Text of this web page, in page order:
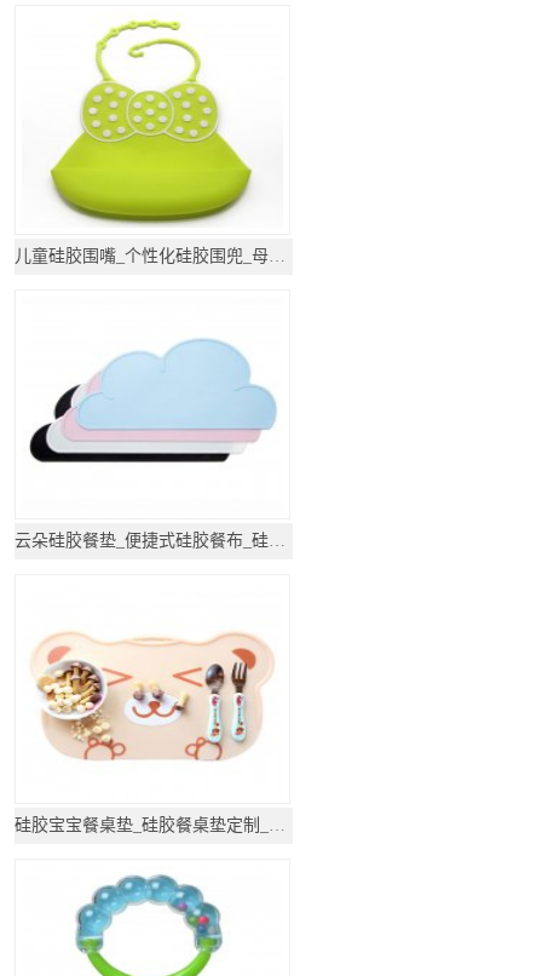
儿童硅胶围嘴_个性化硅胶围兜_母婴用品
云朵硅胶餐垫_便捷式硅胶餐布_硅胶厨具
硅胶宝宝餐桌垫_硅胶餐桌垫定制_硅胶厨具